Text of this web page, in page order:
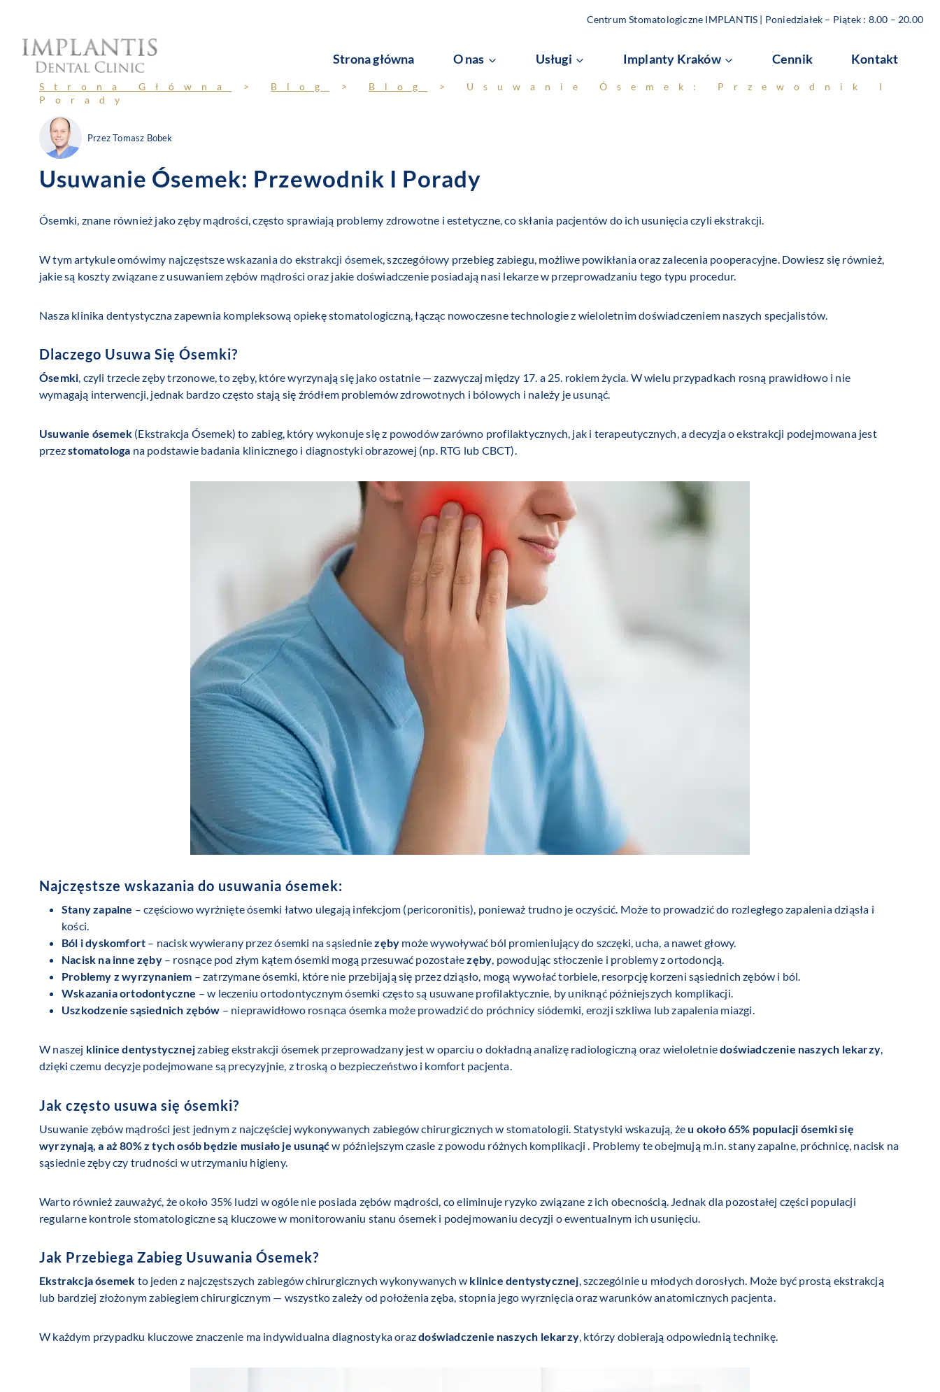
treści
Centrum Stomatologiczne IMPLANTIS | Poniedziałek – Piątek : 8.00 – 20.00
Strona główna O nas Usługi Implanty Kraków Cennik Kontakt
Strona Główna > Blog > Blog > Usuwanie Ósemek: Przewodnik I
Porady
PrzezTomasz Bobek
Usuwanie Ósemek: Przewodnik I Porady
Ósemki, znane również jako zęby mądrości, często sprawiają problemy zdrowotne i estetyczne, co skłania pacjentów do ich usunięcia czyli ekstrakcji.
W tym artykule omówimy najczęstsze wskazania do ekstrakcji ósemek , szczegółowy przebieg zabiegu, możliwe powikłania oraz zalecenia pooperacyjne. Dowiesz się również,
jakie są koszty związane z usuwaniem zębów mądrości oraz jakie doświadczenie posiadają nasi lekarze w przeprowadzaniu tego typu procedur.
Nasza klinika dentystyczna zapewnia kompleksową opiekę stomatologiczną, łącząc nowoczesne technologie z wieloletnim doświadczeniem naszych specjalistów.
Dlaczego Usuwa Się Ósemki?
Ósemki , czyli trzecie zęby trzonowe, to zęby, które wyrzynają się jako ostatnie — zazwyczaj między 17. a 25. rokiem życia. W wielu przypadkach rosną prawidłowo i nie
wymagają interwencji, jednak bardzo często stają się źródłem problemów zdrowotnych i bólowych i należy je usunąć.
Usuwanie ósemek (Ekstrakcja Ósemek) to zabieg, który wykonuje się z powodów zarówno profilaktycznych, jak i terapeutycznych, a decyzja o ekstrakcji podejmowana jest
przezstomatologa na podstawie badania klinicznego i diagnostyki obrazowej (np. RTG lub CBCT).
Najczęstsze wskazania do usuwania ósemek:
Stany zapalne – częściowo wyrżnięte ósemki łatwo ulegają infekcjom (pericoronitis), ponieważ trudno je oczyścić. Może to prowadzić do rozległego zapalenia dziąsła i
kości.
Ból i dyskomfort – nacisk wywierany przez ósemki na sąsiedniezęby może wywoływać ból promieniujący do szczęki, ucha, a nawet głowy.
Nacisk na inne zęby– rosnące pod złym kątem ósemki mogą przesuwać pozostałezęby , powodując stłoczenie i problemy z ortodoncją.
Problemy z wyrzynaniem – zatrzymane ósemki, które nie przebijają się przez dziąsło, mogą wywołać torbiele, resorpcję korzeni sąsiednich zębów i ból.
Wskazania ortodontyczne – w leczeniu ortodontycznym ósemki często są usuwane profilaktycznie, by uniknąć późniejszych komplikacji.
Uszkodzenie sąsiednich zębów – nieprawidłowo rosnąca ósemka może prowadzić do próchnicy siódemki, erozji szkliwa lub zapalenia miazgi.
W naszej klinice dentystycznejzabieg ekstrakcji ósemek przeprowadzany jest w oparciu o dokładną analizę radiologiczną oraz wieloletniedoświadczenie naszych lekarzy
dzięki czemu decyzje podejmowane są precyzyjnie, z troską o bezpieczeństwo i komfort pacjenta.
Jak często usuwa się ósemki?
Usuwanie zębów mądrości jest jednym z najczęściej wykonywanych zabiegów chirurgicznych w stomatologii. Statystyki wskazują, żeu około 65% populacji ósemki się
wyrzynają, a aż 80% z tych osób będzie musiało je usunąćw późniejszym czasie z powodu różnych komplikacji . Problemy te obejmują m.in. stany zapalne, próchnicę, nacisk na
sąsiednie zęby czy trudności w utrzymaniu higieny.
Warto również zauważyć, że około 35% ludzi w ogóle nie posiada zębów mądrości, co eliminuje ryzyko związane z ich obecnością. Jednak dla pozostałej części populacji
regularne kontrole stomatologiczne są kluczowe w monitorowaniu stanu ósemek i podejmowaniu decyzji o ewentualnym ich usunięciu.​
Jak Przebiega Zabieg Usuwania Ósemek?
Ekstrakcja ósemek to jeden z najczęstszych zabiegów chirurgicznych wykonywanych w klinice dentystycznej , szczególnie u młodych dorosłych. Może być prostą ekstrakcją
lub bardziej złożonym zabiegiem chirurgicznym — wszystko zależy od położenia zęba, stopnia jego wyrznięcia oraz warunków anatomicznych pacjenta.
W każdym przypadku kluczowe znaczenie ma indywidualna diagnostyka orazdoświadczenie naszych lekarzy , którzy dobierają odpowiednią technikę.